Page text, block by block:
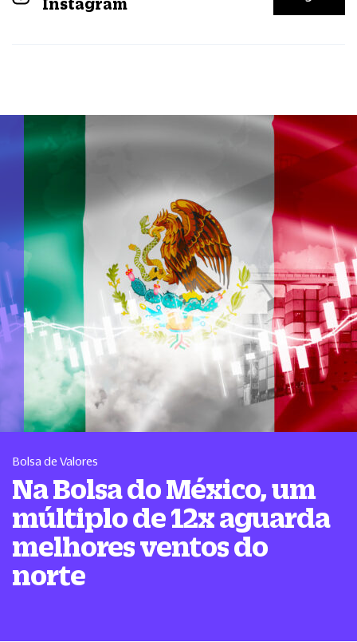
Instagram
Bolsa de Valores
Na Bolsa do México, um
múltiplo de 12x aguarda
melhores ventos do
norte